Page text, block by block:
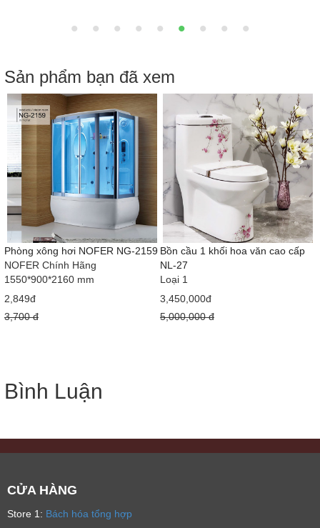
Sản phẩm bạn đã xem
Phòng xông hơi NOFER NG-2159
NOFER Chính Hãng
1550*900*2160 mm
2,849đ
3,700 đ
Bồn cầu 1 khối hoa văn cao cấp
NL-27
Loại 1
3,450,000đ
5,000,000 đ
Bình Luận
CỬA HÀNG
Store 1: Bách hóa tổng hợp